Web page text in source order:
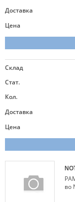
Доставка
Цена
Склад
Стат.
Кол.
Доставка
Цена
во